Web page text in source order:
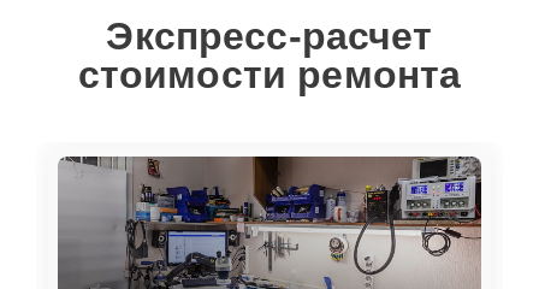
Экспресс-расчет
стоимости ремонта